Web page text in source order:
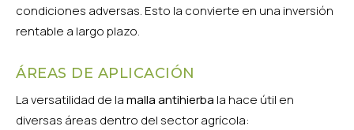
condiciones adversas. Esto la convierte en una inversión
rentable a largo plazo.
ÁREAS DE APLICACIÓN
La versatilidad de lamalla antihierba la hace útil en
diversas áreas dentro del sector agrícola: